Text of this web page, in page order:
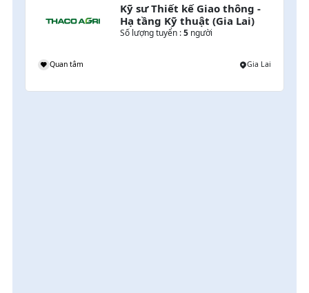
Kỹ sư Thiết kế Giao thông -
Hạ tầng Kỹ thuật (Gia Lai)
Số lượng tuyển :5người
Quan tâm Gia Lai